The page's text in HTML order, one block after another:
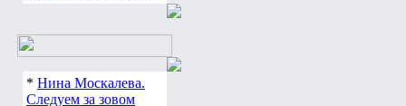
* Нина Москалева.
Следуем за зовом